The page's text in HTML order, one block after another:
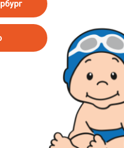
в себе.
сторона
помогает похудеть, но и
расслабляет, снижает стресс,
в своих силах.